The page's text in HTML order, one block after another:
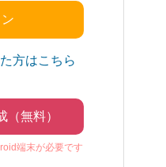
方はこちら
（無料）
端末が必要です